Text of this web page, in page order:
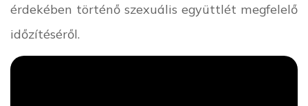
érdekében történő szexuális együttlét megfelelő
időzítéséről.